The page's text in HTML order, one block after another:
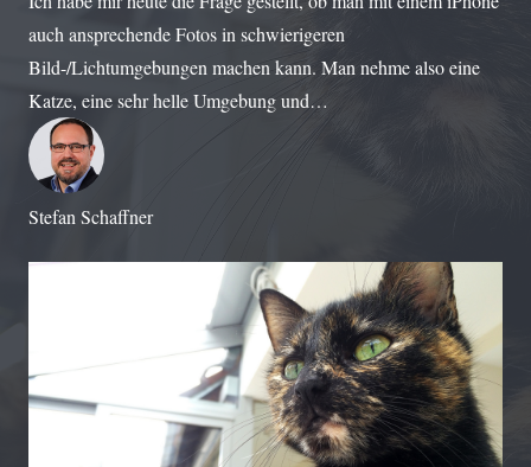
auch ansprechende Fotos in schwierigeren
Bild-/Lichtumgebungen machen kann. Man nehme also eine
Katze, eine sehr helle Umgebung und…
Stefan Schaffner